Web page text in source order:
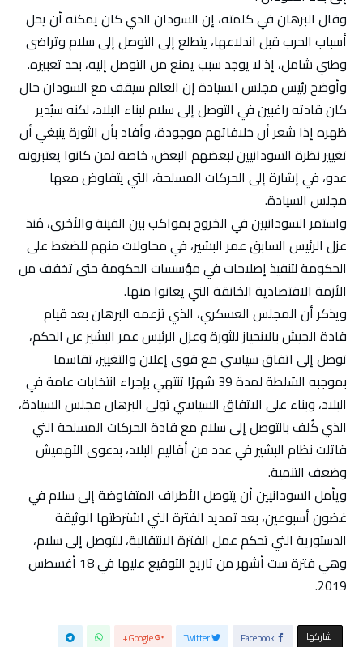
وقال البرهان في كلمته، إن السودان الذي كان يمكنه أن يحل
أسباب الحرب قبل اندلاعها، يتطلع إلى التوصل إلى سلام وتراضى
وطني شامل، إذ لا يوجد سبب يمنع من التوصل إليه، بحد تعبيره.
وأوضح رئيس مجلس السيادة إن العالم سيقف مع السودان حال
كان قادته راغبين في التوصل إلى سلام لبناء البلاد، لكنه سيُدير
ظهره إذا شعر أن خلافاتهم موجودة، وأفاد بأن الثورة ينبغي أن
تغيير نظرة السودانيين لبعضهم البعض، خاصة لمن كانوا يعتبرونه
عدو، في إشارة إلى الحركات المسلحة، التي يتفاوض معها
مجلس السيادة.
واستمر السودانيين في الخروج بمواكب بين الفينة والأخرى، مُنذ
عزل الرئيس السابق عمر البشير، في محاولات منهم للضغط على
الحكومة لتنفيذ إصلاحات في مؤسسات الحكومة حتى تخفف من
الأزمة الاقتصادية الخانقة التي يعانوا منها.
ويذكر أن المجلس العسكري، الذي تزعمه البرهان بعد قيام
قادة الجيش بالانحياز للثورة وعزل الرئيس عمر البشير عن الحكم،
توصل إلى اتفاق سياسي مع قوى إعلان والتغيير، تقاسما
بموجبه السُلطة لمدة 39 شهرًا تنتهي بإجراء انتخابات عامة في
البلاد، وبناء على الاتفاق السياسي تولى البرهان مجلس السيادة،
الذي كُلف بالتوصل إلى سلام مع قادة الحركات المسلحة التي
قاتلت نظام البشير في عدد من أقاليم البلاد، بدعوى التهميش
وضعف التنمية.
ويأمل السودانيين أن يتوصل الأطراف المتفاوضة إلى سلام في
غضون أسبوعين، بعد تمديد الفترة التي اشترطتها الوثيقة
الدستورية التي تحكم عمل الفترة الانتقالية، للتوصل إلى سلام،
وهي فترة ست أشهر من تاريخ التوقيع عليها في 18 أغسطس
2019.
‫‫ شاركها‬ Facebook
Twitter
Google+